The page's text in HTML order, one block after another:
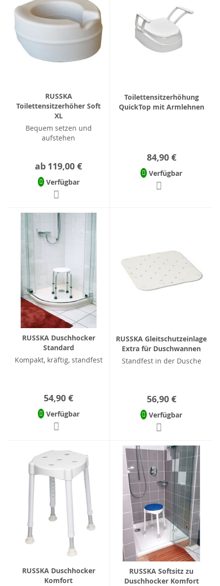
RUSSKA
Toilettensitzerhöher Soft
XL
Bequem setzen und
aufstehen
ab 119,00 €
Verfügbar
Toilettensitzerhöhung
QuickTop mit Armlehnen
84,90 €
Verfügbar
RUSSKA Duschhocker
Standard
Kompakt, kräftig, standfest
54,90 €
Verfügbar
RUSSKA Gleitschutzeinlage
Extra für Duschwannen
Standfest in der Dusche
56,90 €
Verfügbar
RUSSKA Duschhocker
Komfort
RUSSKA Softsitz zu
Duschhocker Komfort